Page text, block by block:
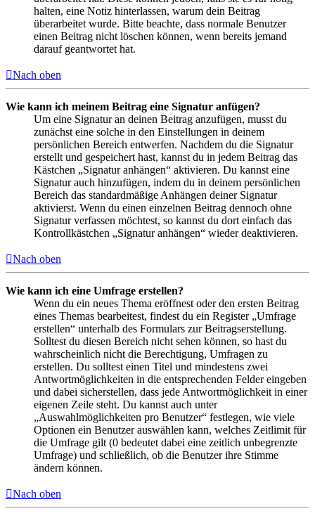
halten, eine Notiz hinterlassen, warum dein Beitrag
überarbeitet wurde. Bitte beachte, dass normale Benutzer
einen Beitrag nicht löschen können, wenn bereits jemand
darauf geantwortet hat.
Nach oben
Wie kann ich meinem Beitrag eine Signatur anfügen?
Um eine Signatur an deinen Beitrag anzufügen, musst du
zunächst eine solche in den Einstellungen in deinem
persönlichen Bereich entwerfen. Nachdem du die Signatur
erstellt und gespeichert hast, kannst du in jedem Beitrag das
Kästchen „Signatur anhängen“ aktivieren. Du kannst eine
Signatur auch hinzufügen, indem du in deinem persönlichen
Bereich das standardmäßige Anhängen deiner Signatur
aktivierst. Wenn du einen einzelnen Beitrag dennoch ohne
Signatur verfassen möchtest, so kannst du dort einfach das
Kontrollkästchen „Signatur anhängen“ wieder deaktivieren.
Nach oben
Wie kann ich eine Umfrage erstellen?
Wenn du ein neues Thema eröffnest oder den ersten Beitrag
eines Themas bearbeitest, findest du ein Register „Umfrage
erstellen“ unterhalb des Formulars zur Beitragserstellung.
Solltest du diesen Bereich nicht sehen können, so hast du
wahrscheinlich nicht die Berechtigung, Umfragen zu
erstellen. Du solltest einen Titel und mindestens zwei
Antwortmöglichkeiten in die entsprechenden Felder eingeben
und dabei sicherstellen, dass jede Antwortmöglichkeit in einer
eigenen Zeile steht. Du kannst auch unter
„Auswahlmöglichkeiten pro Benutzer“ festlegen, wie viele
Optionen ein Benutzer auswählen kann, welches Zeitlimit für
die Umfrage gilt (0 bedeutet dabei eine zeitlich unbegrenzte
Umfrage) und schließlich, ob die Benutzer ihre Stimme
ändern können.
Nach oben